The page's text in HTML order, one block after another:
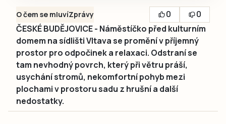
O čem se mluvíZprávy 0
0
ČESKÉ BUDĚJOVICE - Náměstíčko před kulturním
domem na sídlišti Vltava se promění v příjemný
prostor pro odpočinek a relaxaci. Odstraní se
tam nevhodný povrch, který při větru práší,
usychání stromů, nekomfortní pohyb mezi
plochami v prostoru sadu z hrušní a další
nedostatky.